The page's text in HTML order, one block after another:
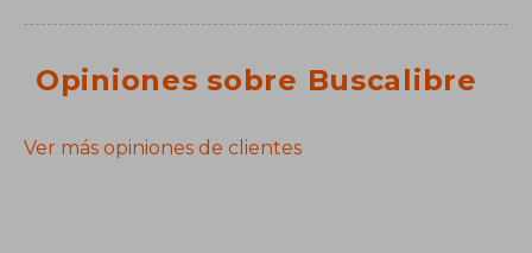
Opiniones sobre Buscalibre
Ver más opiniones de clientes